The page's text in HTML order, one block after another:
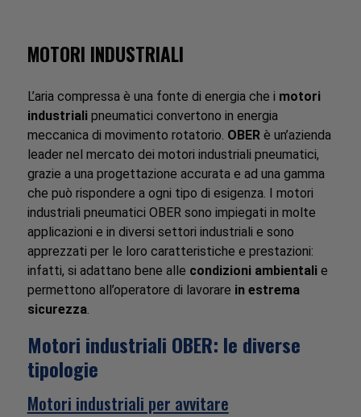
MOTORI INDUSTRIALI
L’aria compressa è una fonte di energia che i motori
industrialipneumatici convertono in energia
meccanica di movimento rotatorio. OBERè un’azienda
leader nel mercato dei motori industriali pneumatici,
grazie a una progettazione accurata e ad una gamma
che può rispondere a ogni tipo di esigenza. I motori
industriali pneumatici OBER sono impiegati in molte
applicazioni e in diversi settori industriali e sono
apprezzati per le loro caratteristiche e prestazioni:
infatti, si adattano bene alle condizioni ambientalie
permettono all’operatore di lavorare in estrema
sicurezza.
Motori industriali OBER: le diverse
tipologie
Motori industriali per avvitare